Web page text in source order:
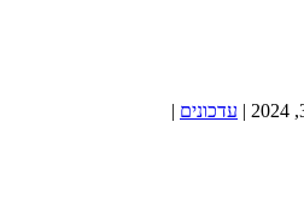
| עדכונים |